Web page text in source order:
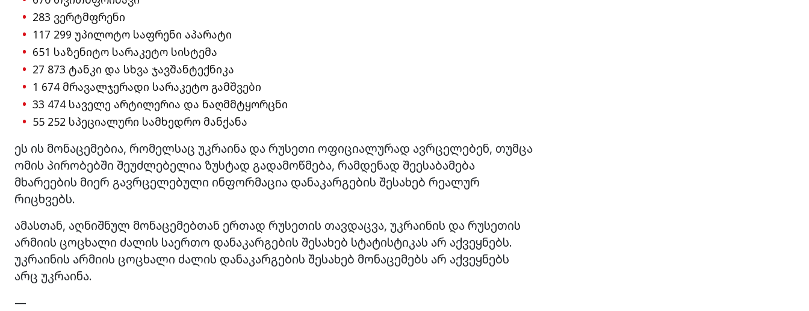
283 ვერტმფრენი
117 299 უპილოტო საფრენი აპარატი
651 საზენიტო სარაკეტო სისტემა
27 873 ტანკი და სხვა ჯავშანტექნიკა
1 674 მრავალჯერადი სარაკეტო გამშვები
33 474 საველე არტილერია და ნაღმმტყორცნი
55 252 სპეციალური სამხედრო მანქანა
ეს ის მონაცემებია, რომელსაც უკრაინა და რუსეთი ოფიციალურად ავრცელებენ, თუმცა
ომის პირობებში შეუძლებელია ზუსტად გადამოწმება, რამდენად შეესაბამება
მხარეების მიერ გავრცელებული ინფორმაცია დანაკარგების შესახებ რეალურ
რიცხვებს.
ამასთან, აღნიშნულ მონაცემებთან ერთად რუსეთის თავდაცვა, უკრაინის და რუსეთის
არმიის ცოცხალი ძალის საერთო დანაკარგების შესახებ სტატისტიკას არ აქვეყნებს.
უკრაინის არმიის ცოცხალი ძალის დანაკარგების შესახებ მონაცემებს არ აქვეყნებს
არც უკრაინა.
—